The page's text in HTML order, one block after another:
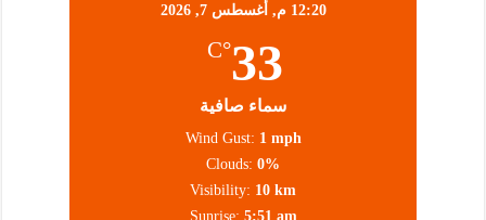
12:20 م, أغسطس 7, 2026
33
°C
سماء صافية
Wind Gust: 1 mph
Clouds: 0%
Visibility: 10 km
Sunrise: 5:51 am